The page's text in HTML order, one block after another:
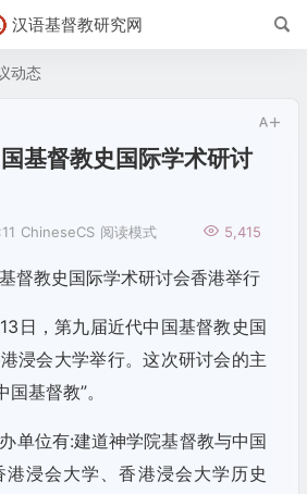
汉语基督教研究网
动态
基督教史国际学术研讨
ChineseCS 5,415
阅读模式
日，第九届近代中国基督教史国
浸会大学举行。这次研讨会的主
基督教”。
单位有:建道神学院基督教与中国
浸会大学、香港浸会大学历史